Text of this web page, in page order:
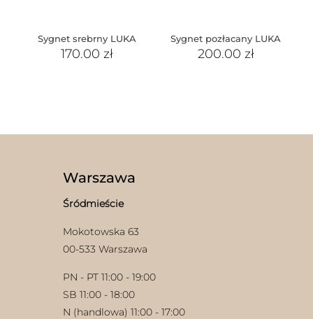
Sygnet srebrny LUKA
170.00zł
Sygnet pozłacany LUKA
200.00 zł
Warszawa
Śródmieście
Mokotowska 63
00-533 Warszawa
PN - PT 11:00 - 19:00
SB 11:00 - 18:00
N (handlowa) 11:00 - 17:00